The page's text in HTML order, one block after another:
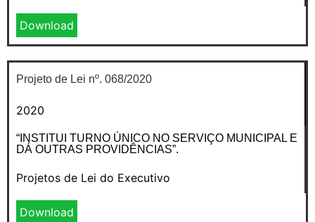
Download
Projeto de Lei nº. 068/2020
2020
“INSTITUI TURNO ÚNICO NO SERVIÇO MUNICIPAL E
DÁ OUTRAS PROVIDÊNCIAS”.
Projetos de Lei do Executivo
Download